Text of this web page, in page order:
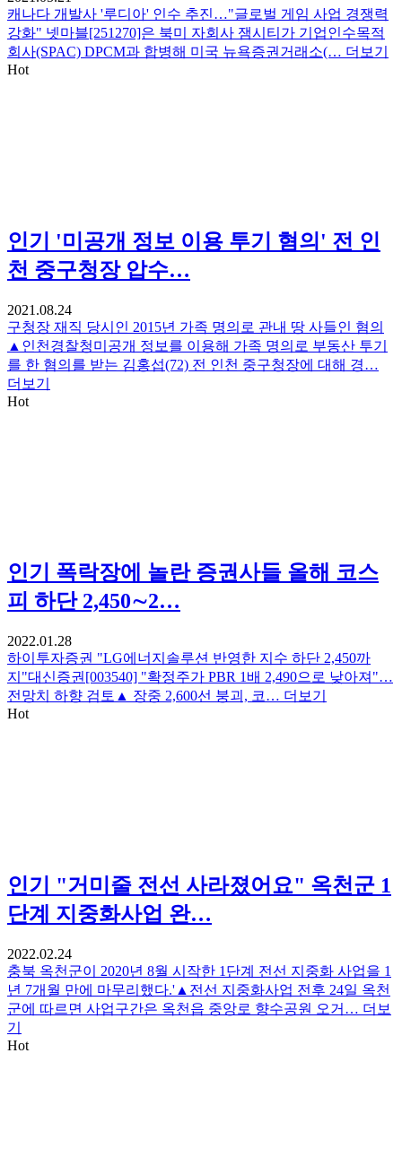
캐나다 개발사 '루디아' 인수 추진…"글로벌 게임 사업 경쟁력
강화" 넷마블[251270]은 북미 자회사 잼시티가 기업인수목적
회사(SPAC) DPCM과 합병해 미국 뉴욕증권거래소(… 더보기
Hot
인기
'미공개 정보 이용 투기 혐의' 전 인
천 중구청장 압수…
2021.08.24
구청장 재직 당시인 2015년 가족 명의로 관내 땅 사들인 혐의
▲인천경찰청미공개 정보를 이용해 가족 명의로 부동산 투기
를 한 혐의를 받는 김홍섭(72) 전 인천 중구청장에 대해 경…
더보기
Hot
인기
폭락장에 놀란 증권사들 올해 코스
피 하단 2,450∼2…
2022.01.28
하이투자증권 "LG에너지솔루션 반영한 지수 하단 2,450까
지"대신증권[003540] "확정주가 PBR 1배 2,490으로 낮아져"…
전망치 하향 검토▲ 장중 2,600선 붕괴, 코… 더보기
Hot
인기
"거미줄 전선 사라졌어요" 옥천군 1
단계 지중화사업 완…
2022.02.24
충북 옥천군이 2020년 8월 시작한 1단계 전선 지중화 사업을 1
년 7개월 만에 마무리했다.'▲전선 지중화사업 전후 24일 옥천
군에 따르면 사업구간은 옥천읍 중앙로 향수공원 오거… 더보
기
Hot